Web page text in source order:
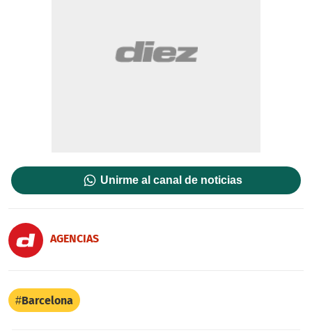
Unirme al canal de noticias
AGENCIAS
Barcelona